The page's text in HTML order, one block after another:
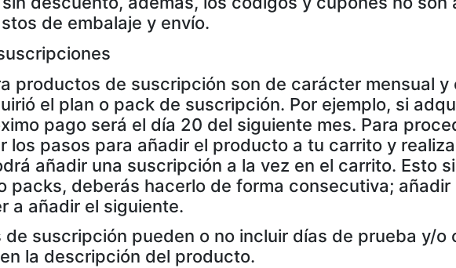
de embalaje y envío.
productos de suscripción son de carácter mensual
el plan o pack de suscripción. Por ejemplo, si
pago será el día 20 del siguiente mes. Para
los pasos para añadir el producto a tu carrito y
añadir una suscripción a la vez en el carrito. Esto
packs, deberás hacerlo de forma consecutiva;
a añadir el siguiente.
suscripción pueden o no incluir días de prueba y/
la descripción del producto.